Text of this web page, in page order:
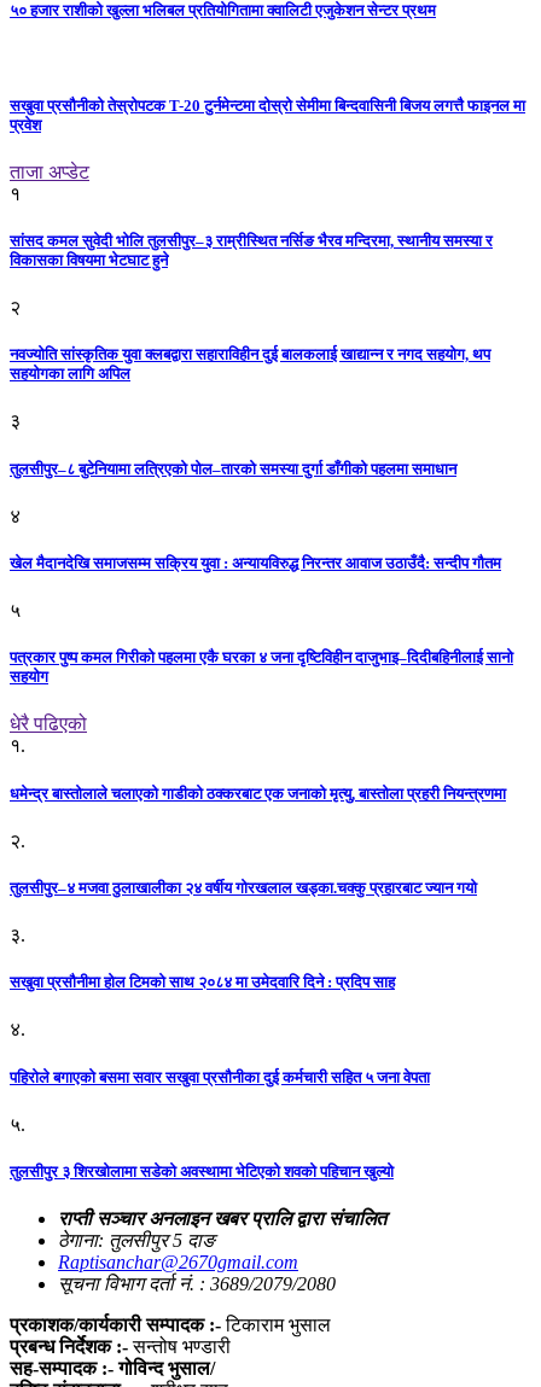
५० हजार राशीको खुल्ला भलिबल प्रतियोगितामा क्वालिटी एजुकेशन सेन्टर प्रथम
सखुवा प्रसौनीको तेस्रोपटक T-20 टुर्नमेन्टमा दोस्रो सेमीमा बिन्दवासिनी बिजय लगत्तै फाइनल मा
प्रवेश
ताजा अप्डेट
१
सांसद कमल सुवेदी भोलि तुलसीपुर–३ राम्रीस्थित नर्सिङ भैरव मन्दिरमा, स्थानीय समस्या र
विकासका विषयमा भेटघाट हुने
२
नवज्योति सांस्कृतिक युवा क्लबद्वारा सहाराविहीन दुई बालकलाई खाद्यान्न र नगद सहयोग, थप
सहयोगका लागि अपिल
३
तुलसीपुर–८ बुटेनियामा लत्रिएको पोल–तारको समस्या दुर्गा डाँगीको पहलमा समाधान
४
खेल मैदानदेखि समाजसम्म सक्रिय युवा : अन्यायविरुद्ध निरन्तर आवाज उठाउँदै: सन्दीप गौतम
५
पत्रकार पुष्प कमल गिरीको पहलमा एकै घरका ४ जना दृष्टिविहीन दाजुभाइ–दिदीबहिनीलाई सानो
सहयोग
धेरै पढिएको
१.
धमेन्द्र बास्तोलाले चलाएको गाडीको ठक्करबाट एक जनाको मृत्यु, बास्तोला प्रहरी नियन्त्रणमा
२.
तुलसीपुर–४ मजवा ठुलाखालीका २४ वर्षीय गोरखलाल खड्का.चक्कु प्रहारबाट ज्यान गयो
३.
सखुवा प्रसौनीमा होल टिमको साथ २०८४ मा उमेदवारि दिने : प्रदिप साह
४.
पहिराेले बगाएकाे बसमा सवार सखुवा प्रसाैनीका दुई कर्मचारी सहित ५ जना वेपता
५.
तुलसीपुर ३ शिरखोलामा सडेको अवस्थामा भेटिएको शवको पहिचान खुल्यो
राप्ती सञ्चार अनलाइन खबर प्रालि द्वारा संचालित
ठेगाना: तुलसीपुर 5 दाङ
Raptisanchar@2670gmail.com
सूचना विभाग दर्ता नं. : 3689/2079/2080
प्रकाशक/कार्यकारी सम्पादक :-टिकाराम भुसाल
प्रबन्ध निर्देशक :-सन्तोष भण्डारी
सह-सम्पादक :- गोविन्द भुसाल/